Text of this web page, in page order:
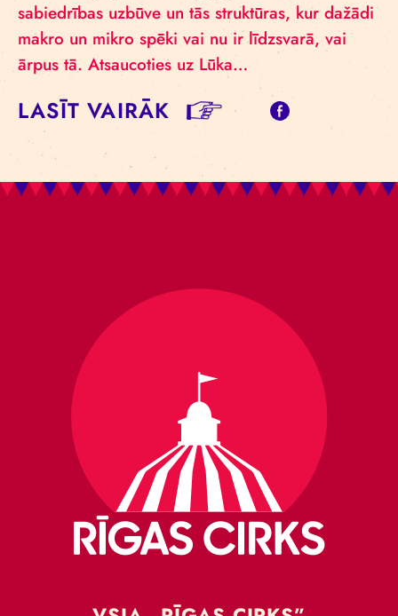
sabiedrības uzbūve un tās struktūras, kur dažādi
makro un mikro spēki vai nu ir līdzsvarā, vai
ārpus tā. Atsaucoties uz Lūka…
LASĪT VAIRĀK